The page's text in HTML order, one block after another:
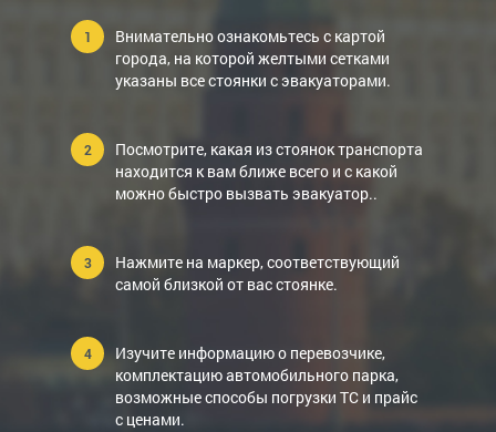
Внимательно ознакомьтесь с картой
города, на которой желтыми сетками
указаны все стоянки с эвакуаторами.
Посмотрите, какая из стоянок транспорта
находится к вам ближе всего и с какой
можно быстро вызвать эвакуатор..
Нажмите на маркер, соответствующий
самой близкой от вас стоянке.
Изучите информацию о перевозчике,
комплектацию автомобильного парка,
возможные способы погрузки ТС и прайс
с ценами.